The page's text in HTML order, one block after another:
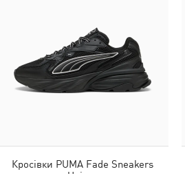
Кросівки PUMA Fade Sneakers
Unisex